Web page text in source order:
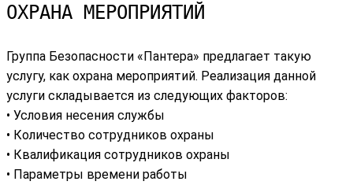
ОХРАНА МЕРОПРИЯТИЙ
Группа Безопасности «Пантера» предлагает такую
услугу, как охрана мероприятий. Реализация данной
услуги складывается из следующих факторов:
• Условия несения службы
• Количество сотрудников охраны
• Квалификация сотрудников охраны
• Параметры времени работы